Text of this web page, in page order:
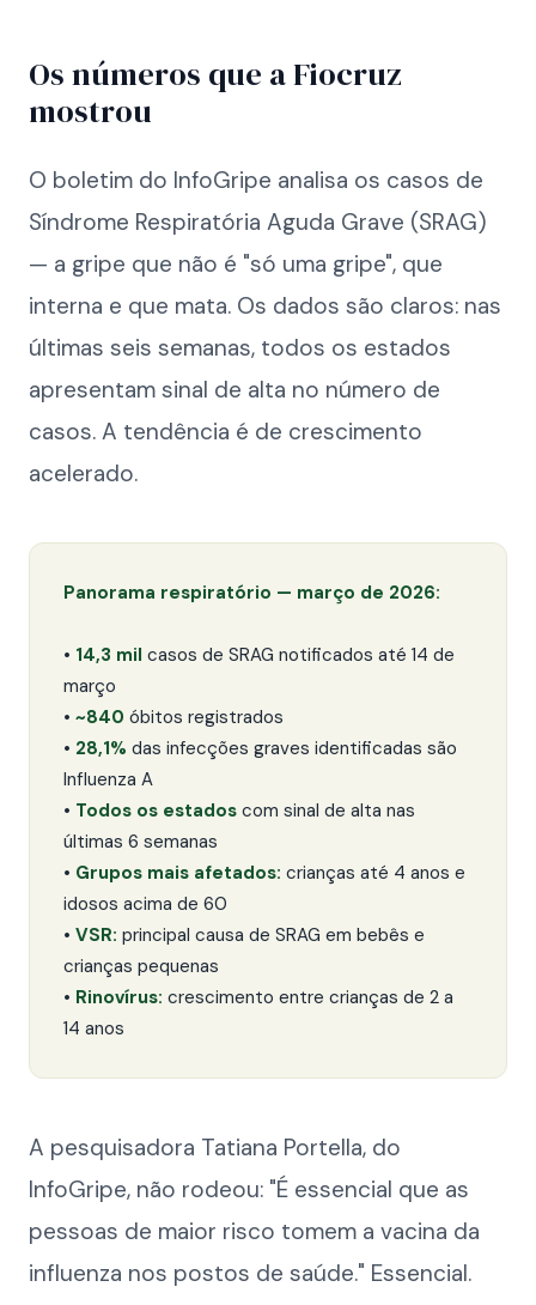
Os números que a Fiocruz
mostrou
O boletim do InfoGripe analisa os casos de
Síndrome Respiratória Aguda Grave (SRAG)
— a gripe que não é "só uma gripe", que
interna e que mata. Os dados são claros: nas
últimas seis semanas, todos os estados
apresentam sinal de alta no número de
casos. A tendência é de crescimento
acelerado.
Panorama respiratório — março de 2026:
• 14,3 mil casos de SRAG notificados até 14 de
março
• ~840 óbitos registrados
• 28,1% das infecções graves identificadas são
Influenza A
• Todos os estados com sinal de alta nas
últimas 6 semanas
• Grupos mais afetados: crianças até 4 anos e
idosos acima de 60
• VSR: principal causa de SRAG em bebês e
crianças pequenas
• Rinovírus: crescimento entre crianças de 2 a
14 anos
A pesquisadora Tatiana Portella, do
InfoGripe, não rodeou: "É essencial que as
pessoas de maior risco tomem a vacina da
influenza nos postos de saúde." Essencial.